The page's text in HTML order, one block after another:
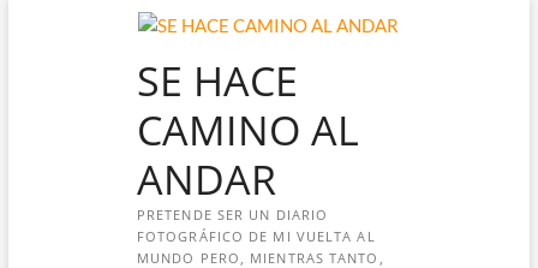
SE HACE
CAMINO AL
ANDAR
PRETENDE SER UN DIARIO
FOTOGRÁFICO DE MI VUELTA AL
MUNDO PERO, MIENTRAS TANTO,